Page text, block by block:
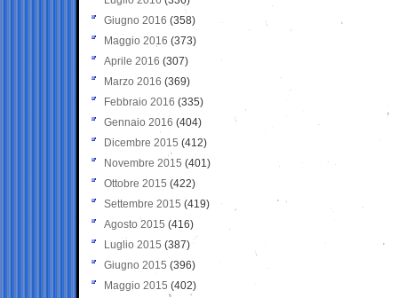
Giugno 2016 (358)
Maggio 2016 (373)
Aprile 2016 (307)
Marzo 2016 (369)
Febbraio 2016 (335)
Gennaio 2016 (404)
Dicembre 2015 (412)
Novembre 2015 (401)
Ottobre 2015 (422)
Settembre 2015 (419)
Agosto 2015 (416)
Luglio 2015 (387)
Giugno 2015 (396)
Maggio 2015 (402)